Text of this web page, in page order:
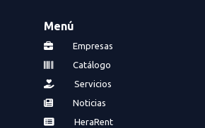
Menú
Empresas
Catálogo
Servicios
Noticias
HeraRent